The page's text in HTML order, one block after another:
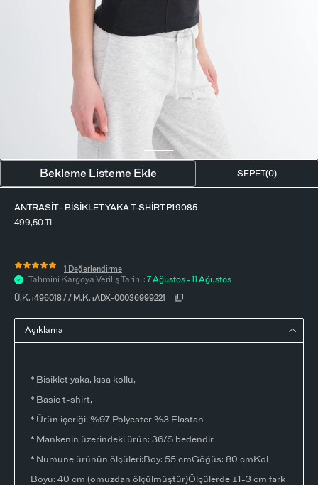
Açıklama
* Bisiklet yaka, kısa kollu,
* Basic t-shirt,
* Ürün içeriği: %97 Polyester %3 Elastan
* Mankenin üzerindeki ürün: 36/S bedendir.
* Numune ürünün ölçüleri:Boy: 55 cmGöğüs: 80 cmKol
Boyu: 40 cm (omuzdan ölçülmüştür)Ölçülerde ±1-3 cm fark
Ü.K. :496018/ / M.K. :ADX-00036999221
ANTRASIT - BISIKLET YAKA T-SHIRT P19085
499,50TL
1 Değerlendirme
Tahmini Kargoya Veriliş Tarihi : 7 Ağustos - 11 Ağustos
SEPET(0)
Bekleme Listeme Ekle
FULAR-SAÇ BANDI
VÜCUT AKSESUARI